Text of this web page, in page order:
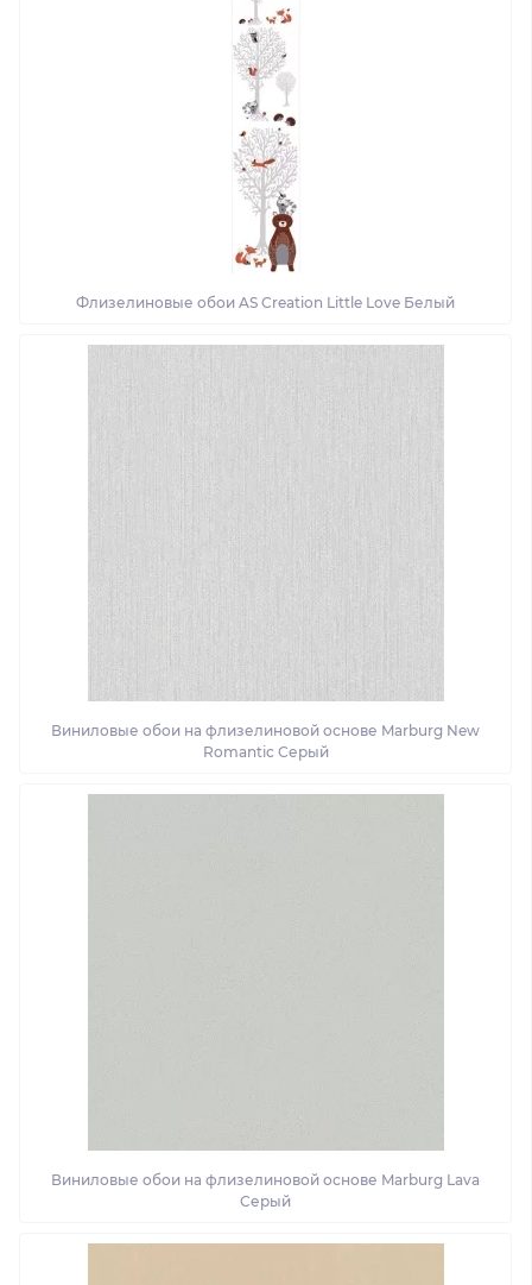
Флизелиновые обои AS Creation Little Love Белый
Виниловые обои на флизелиновой основе Marburg New
Romantic Серый
Виниловые обои на флизелиновой основе Marburg Lava
Серый